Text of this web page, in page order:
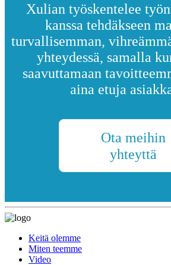
Xulian työskentelee
kanssa tehdäkseen
turvallisemman,
yhteydessä, samalla
saavuttamaan
aina etuja
Ota meihin
yhteyttä
Keitä olemme
Miten teemme
Video